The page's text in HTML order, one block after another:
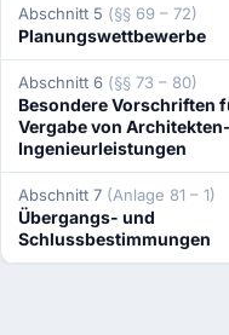
Abschnitt 5 (§§ 69 – 72)
Planungswettbewerbe
Abschnitt 6 (§§ 73 – 80)
Besondere Vorschriften
Vergabe von
Ingenieurleistungen
Abschnitt 7 (Anlage 81 – 1)
Übergangs- und
Schlussbestimmungen